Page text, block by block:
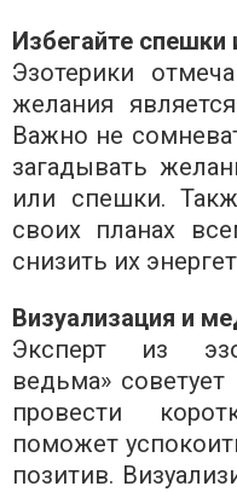
Избегайте спешки
Эзотерики
желания
Важно не
загадывать
или спешки.
своих планах
снизить их
Визуализация и
Эксперт из
ведьма»
провести
поможет
позитив.